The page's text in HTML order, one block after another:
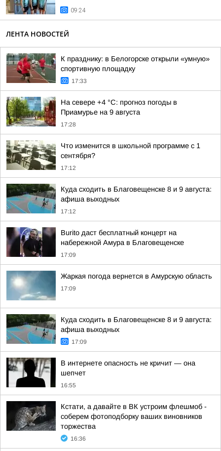
09:24
ЛЕНТА НОВОСТЕЙ
К празднику: в Белогорске открыли «умную»
спортивную площадку
17:33
На севере +4 °С: прогноз погоды в
Приамурье на 9 августа
17:28
Что изменится в школьной программе с 1
сентября?
17:12
Куда сходить в Благовещенске 8 и 9 августа:
афиша выходных
17:12
Burito даст бесплатный концерт на
набережной Амура в Благовещенске
17:09
Жаркая погода вернется в Амурскую область
17:09
Куда сходить в Благовещенске 8 и 9 августа:
афиша выходных
17:09
В интернете опасность не кричит — она
шепчет
16:55
Кстати, а давайте в ВК устроим флешмоб -
соберем фотоподборку ваших виновников
торжества
16:36